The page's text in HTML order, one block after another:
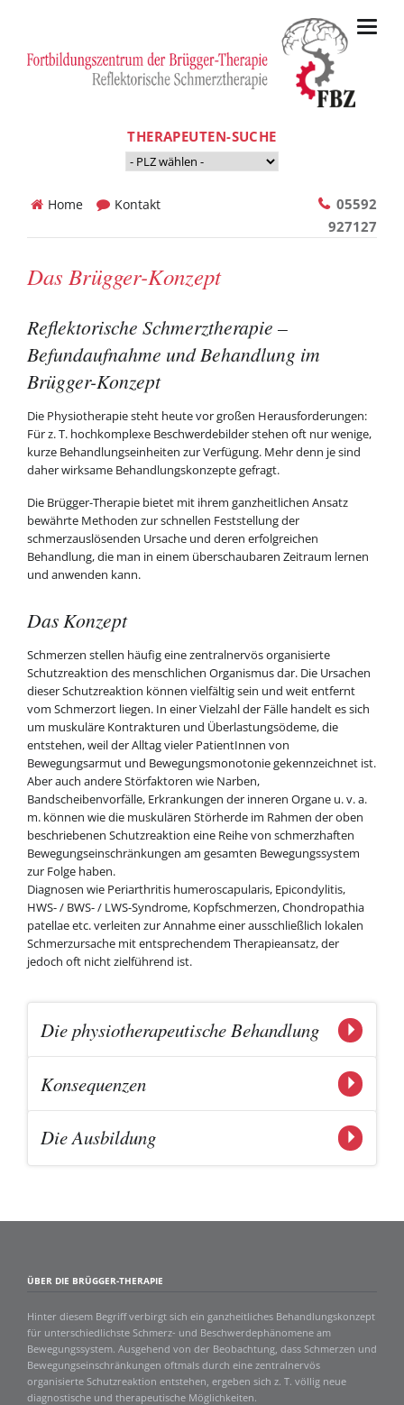
THERAPEUTEN-SUCHE
05592
927127
Navigation
Kontakt
Home
Das Brügger-Konzept
Reflektorische Schmerztherapie –
Befundaufnahme und Behandlung im
Brügger-Konzept
Die Physiotherapie steht heute vor großen Herausforderungen:
Für z. T. hochkomplexe Beschwerdebilder stehen oft nur wenige,
kurze Behandlungseinheiten zur Verfügung. Mehr denn je sind
daher wirksame Behandlungskonzepte gefragt.
Die Brügger-Therapie bietet mit ihrem ganzheitlichen Ansatz
bewährte Methoden zur schnellen Feststellung der
schmerzauslösenden Ursache und deren erfolgreichen
Behandlung, die man in einem überschaubaren Zeitraum lernen
und anwenden kann.
Das Konzept
Schmerzen stellen häufig eine zentralnervös organisierte
Schutzreaktion des menschlichen Organismus dar. Die Ursachen
dieser Schutzreaktion können vielfältig sein und weit entfernt
vom Schmerzort liegen. In einer Vielzahl der Fälle handelt es sich
um muskuläre Kontrakturen und Überlastungsödeme, die
entstehen, weil der Alltag vieler PatientInnen von
Bewegungsarmut und Bewegungsmonotonie gekennzeichnet ist.
Aber auch andere Störfaktoren wie Narben,
Bandscheibenvorfälle, Erkrankungen der inneren Organe u. v. a.
m. können wie die muskulären Störherde im Rahmen der oben
beschriebenen Schutzreaktion eine Reihe von schmerzhaften
Bewegungseinschränkungen am gesamten Bewegungssystem
zur Folge haben.
Diagnosen wie Periarthritis humeroscapularis, Epicondylitis,
HWS- / BWS- / LWS-Syndrome, Kopfschmerzen, Chondropathia
patellae etc. verleiten zur Annahme einer ausschließlich lokalen
Schmerzursache mit entsprechendem Therapieansatz, der
jedoch oft nicht zielführend ist.
Die physiotherapeutische Behandlung
Konsequenzen
Die Ausbildung
ÜBER DIE BRÜGGER-THERAPIE
Hinter diesem Begriff verbirgt sich ein ganzheitliches Behandlungskonzept
für unterschiedlichste Schmerz- und Beschwerdephänomene am
Bewegungssystem. Ausgehend von der Beobachtung, dass Schmerzen und
Bewegungseinschränkungen oftmals durch eine zentralnervös
organisierte Schutzreaktion entstehen, ergeben sich z. T. völlig neue
diagnostische und therapeutische Möglichkeiten.